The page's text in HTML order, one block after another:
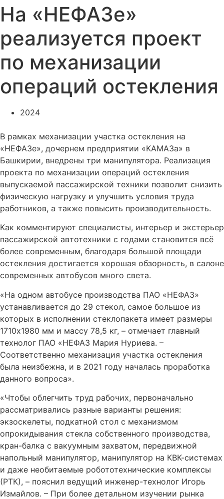
На «НЕФАЗе»
реализуется проект
по механизации
операций остекления
2024
В рамках механизации участка остекления на
«НЕФАЗе», дочернем предприятии «КАМАЗа» в
Башкирии, внедрены три манипулятора. Реализация
проекта по механизации операций остекления
выпускаемой пассажирской техники позволит снизить
физическую нагрузку и улучшить условия труда
работников, а также повысить производительность.
Как комментируют специалисты, интерьер и экстерьер
пассажирской автотехники с годами становится всё
более современным, благодаря большой площади
остекления достигается хорошая обзорность, в салоне
современных автобусов много света.
«На одном автобусе производства ПАО «НЕФАЗ»
устанавливается до 29 стекол, самое большое из
которых в исполнении стеклопакета имеет размеры
1710х1980 мм и массу 78,5 кг, – отмечает главный
технолог ПАО «НЕФАЗ Мария Нуриева. –
Соответственно механизация участка остекления
была неизбежна, и в 2021 году началась проработка
данного вопроса».
«Чтобы облегчить труд рабочих, первоначально
рассматривались разные варианты решения:
экзоскелеты, подкатной стол с механизмом
опрокидывания стекла собственного производства,
кран-балка с вакуумным захватом, передвижной
напольный манипулятор, манипулятор на КВК-системах
и даже необитаемые робототехнические комплексы
(РТК), – пояснил ведущий инженер-технолог Игорь
Измайлов. – При более детальном изучении рынка